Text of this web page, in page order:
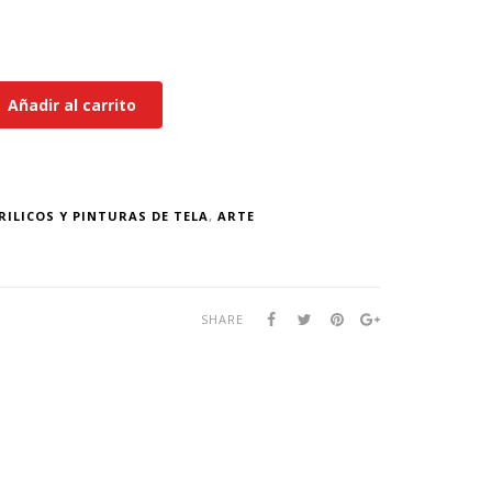
Añadir al carrito
Y PINTURAS DE TELA, ARTE
SHARE